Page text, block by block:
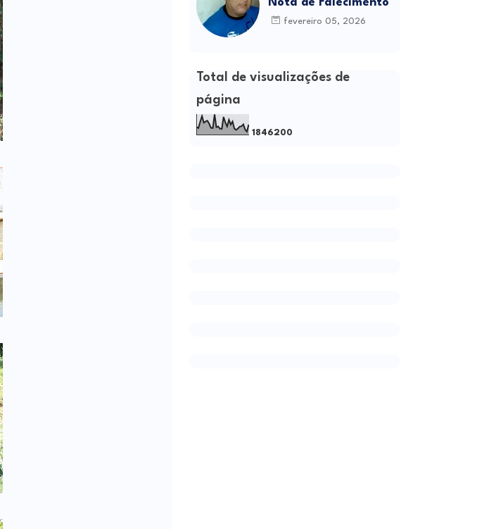
Nota de Falecimento
fevereiro 05, 2026
Total de visualizações de
página
1 846200